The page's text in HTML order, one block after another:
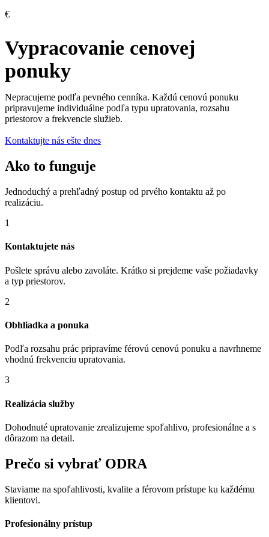
€
Vypracovanie cenovej
ponuky
Nepracujeme podľa pevného cenníka. Každú cenovú ponuku
pripravujeme individuálne podľa typu upratovania, rozsahu
priestorov a frekvencie služieb.
Kontaktujte nás ešte dnes
Ako to funguje
Jednoduchý a prehľadný postup od prvého kontaktu až po
realizáciu.
1
Kontaktujete nás
Pošlete správu alebo zavoláte. Krátko si prejdeme vaše požiadavky
a typ priestorov.
2
Obhliadka a ponuka
Podľa rozsahu prác pripravíme férovú cenovú ponuku a navrhneme
vhodnú frekvenciu upratovania.
3
Realizácia služby
Dohodnuté upratovanie zrealizujeme spoľahlivo, profesionálne a s
dôrazom na detail.
Prečo si vybrať ODRA
Staviame na spoľahlivosti, kvalite a férovom prístupe ku každému
klientovi.
Profesionálny prístup